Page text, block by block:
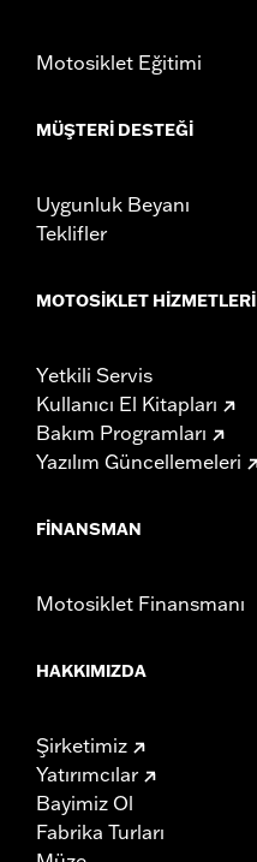
Motosiklet Eğitimi
MÜŞTERI DESTEĞI
Uygunluk Beyanı
Teklifler
MOTOSIKLET HIZMETLERI
Yetkili Servis
Kullanıcı El Kitapları
Bakım Programları
Yazılım Güncellemeleri
FINANSMAN
Motosiklet Finansmanı
HAKKIMIZDA
Şirketimiz
Yatırımcılar
Bayimiz Ol
Fabrika Turları